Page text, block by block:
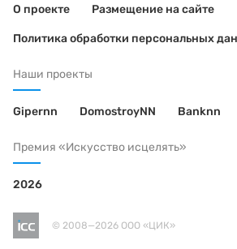
О проекте Размещение на сайте
Политика обработки персональных
Наши проекты
Gipernn DomostroyNN Banknn
Премия «Искусство исцелять»
2026
© 2008—2026 ООО «ЦИК»